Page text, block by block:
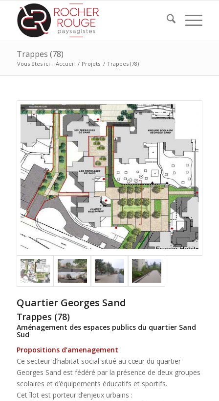
Trappes (78)
Vous êtes ici : Accueil / Projets / Trappes (78)
Quartier Georges Sand
Trappes (78)
Aménagement des espaces publics du quartier Sand
Sud
Propositions d’amenagement
Ce secteur d’habitat social situé au cœur du quartier
Georges Sand est fédéré par la présence de deux groupes
scolaires et d’équipements éducatifs et sportifs.
Cet îlot est porteur d’enjeux urbains :